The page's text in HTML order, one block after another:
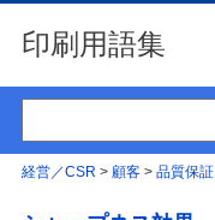
印刷用語集
経営／CSR > 顧客> 品質保証